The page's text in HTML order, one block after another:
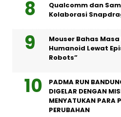
Qualcomm dan
Kolaborasi
Mouser Bahas
Humanoid Lewat
Robots”
PADMA RUN
DIGELAR DENGAN
MENYATUKAN PARA
PERUBAHAN